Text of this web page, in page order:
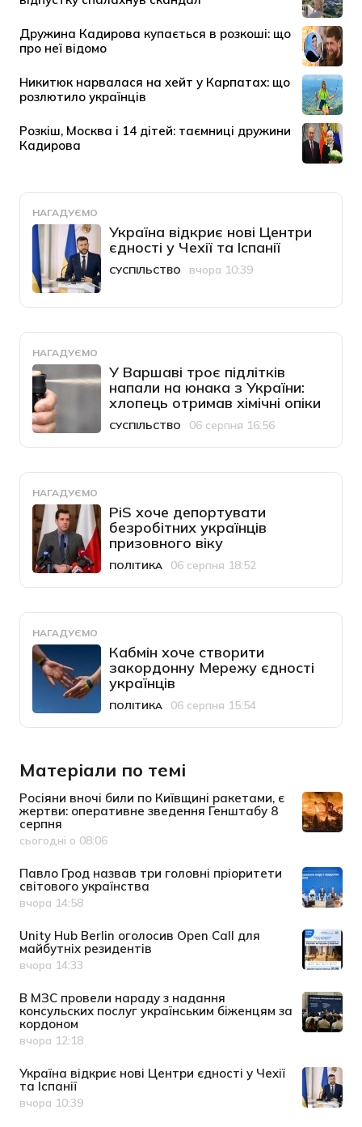
НАГАДУЄМО
Україна відкриє нові Центри
єдності у Чехії та Іспанії
Категорія
СУСПІЛЬСТВО
Дата публікації
вчора 10:39
НАГАДУЄМО
У Варшаві троє підлітків
напали на юнака з України:
хлопець отримав хімічні опіки
Категорія
СУСПІЛЬСТВО
Дата публікації06 серпня 16:56
НАГАДУЄМО
PiS хоче депортувати
безробітних українців
призовного віку
Категорія
ПОЛІТИКА
Дата публікації
06 серпня 18:52
НАГАДУЄМО
Кабмін хоче створити
закордонну Мережу єдності
українців
Категорія
ПОЛІТИКА
Дата публікації
06 серпня 15:54
Матеріали по темі
Росіяни вночі били по Київщині ракетами, є
жертви: оперативне зведення Генштабу 8
серпня
Дата публікації
сьогодні о 08:06
Павло Грод назвав три головні пріоритети
світового українства
Дата публікації
вчора 14:58
Unity Hub Berlin оголосив Open Call для
майбутніх резидентів
Дата публікації
вчора 14:33
В МЗС провели нараду з надання
консульских послуг українським біженцям за
кордоном
Дата публікації
вчора 12:18
Україна відкриє нові Центри єдності у Чехії
та Іспанії
Дата публікації
вчора 10:39